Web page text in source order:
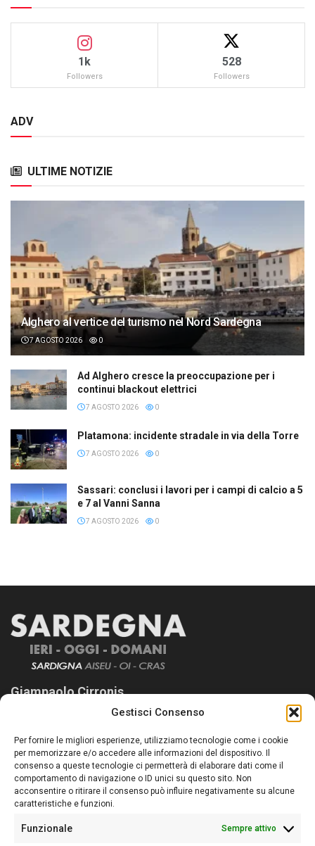
Gestisci Consenso
Per fornire le migliori esperienze, utilizziamo tecnologie come i cookie
per memorizzare e/o accedere alle informazioni del dispositivo. Il
consenso a queste tecnologie ci permetterà di elaborare dati come il
comportamento di navigazione o ID unici su questo sito. Non
acconsentire o ritirare il consenso può influire negativamente su alcune
caratteristiche e funzioni.
Funzionale Sempre attivo
1k
Followers
528
Followers
ADV
ULTIME NOTIZIE
Alghero al vertice del turismo nel Nord Sardegna
7 AGOSTO 2026 0
Ad Alghero cresce la preoccupazione per i
continui blackout elettrici
7 AGOSTO 2026 0
Platamona: incidente stradale in via della Torre
7 AGOSTO 2026 0
Sassari: conclusi i lavori per i campi di calcio a 5
e 7 al Vanni Sanna
7 AGOSTO 2026 0
Giampaolo Cirronis
Sardegna Ieri-Oggi-Domani nasce per informare “liberamente” i
lettori su quanto accade in Sardegna, con un occhio rivolto al
nostro passato e, soprattutto, al nostro futuro
Follow Us